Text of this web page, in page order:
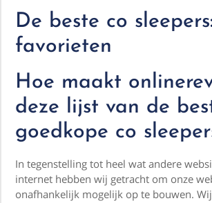
De beste co
favorieten
Hoe maakt
deze lijst van de
goedkope co
In tegenstelling tot heel wat andere
internet hebben wij getracht om onze
onafhankelijk mogelijk op te bouwen.